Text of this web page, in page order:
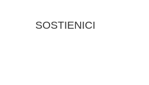
SOSTIENICI